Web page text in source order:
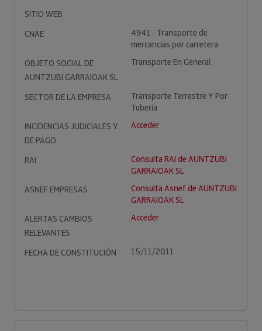
SITIO WEB
CNAE
4941 - Transporte de
mercancías por carretera
OBJETO SOCIAL DE
AUNTZUBI GARRAIOAK SL
Transporte En General.
SECTOR DE LA EMPRESA
Transporte Terrestre Y Por
Tubería
INCIDENCIAS JUDICIALES Y
DE PAGO
Acceder
RAI
Consulta RAI de AUNTZUBI
GARRAIOAK SL
ASNEF EMPRESAS
Consulta Asnef de AUNTZUBI
GARRAIOAK SL
ALERTAS CAMBIOS
RELEVANTES
Acceder
FECHA DE CONSTITUCIÓN 15/11/2011